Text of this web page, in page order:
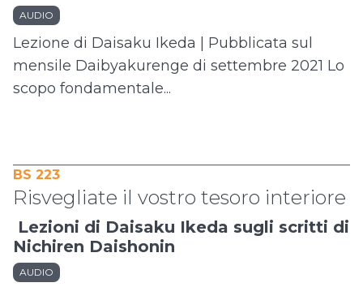
AUDIO
Lezione di Daisaku Ikeda | Pubblicata sul
mensile Daibyakurenge di settembre 2021 Lo
scopo fondamentale...
BS 223
Risvegliate il vostro tesoro interiore
Lezioni di Daisaku Ikeda sugli scritti di
Nichiren Daishonin
AUDIO